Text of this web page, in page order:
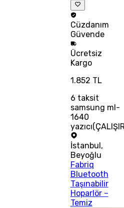
Cüzdanım
Güvende
Ücretsiz
Kargo
1.852 TL
6 taksit
samsung ml-
1640
İstanbul,
Beyoğlu
Fabriq
Bluetooth
Taşınabilir
Hoparlör –
Temiz